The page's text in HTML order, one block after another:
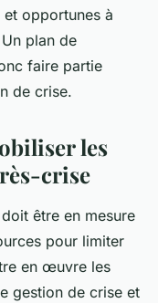
opportunes à
plan de
faire partie
de crise.
les
crise
être en mesure
pour limiter
en œuvre les
gestion de crise et